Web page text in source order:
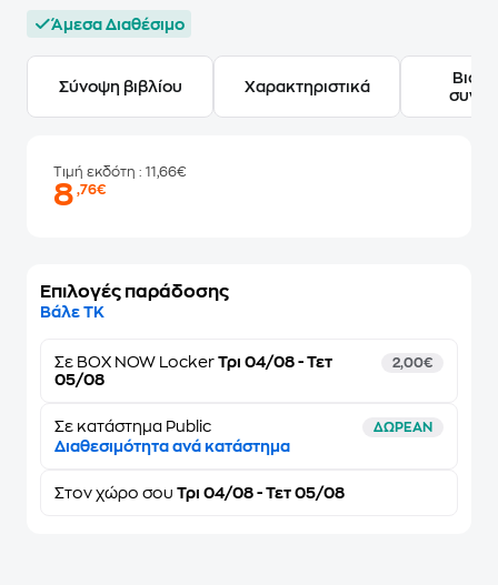
Άμεσα Διαθέσιμο
Σύνοψη βιβλίου Χαρακτηριστικά
Τιμή εκδότη : 11,66€
8,76€
Επιλογές παράδοσης
Βάλε ΤΚ
Σε BOX NOW Locker Τρι 04/08 - Τετ
05/08
2,00€
Σε κατάστημα Public ΔΩΡΕΑΝ
Διαθεσιμότητα ανά κατάστημα
Στον χώρο σου Τρι 04/08 - Τετ 05/08